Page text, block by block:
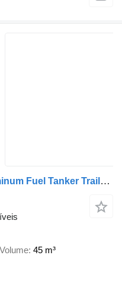
ZW-Trailer 3 Axle 45000L Aluminum Fuel Tanker Trailer for Mexico
Volume 45 m³